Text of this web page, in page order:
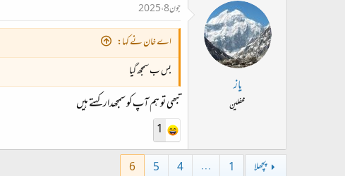
یاز
محفلین
جون 8، 2025
اے خان نے کہا:
بس ب سمجھ گیا
تبھی تو ہم آپ کو سمجھدار کہتے ہیں
1
پچھلا
1
…
4
5
6